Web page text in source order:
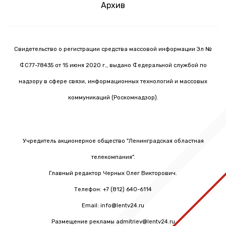
Архив
Свидетельство о регистрации средства массовой информации Эл №
ФС77-78435 от 15 июня 2020 г., выдано Федеральной службой по
надзору в сфере связи, информационных технологий и массовых
коммуникаций (Роскомнадзор).
Учредитель акционерное общество "Ленинградская областная
телекомпания".
Главный редактор Черных Олег Викторович.
Телефон: +7 (812) 640-6114
Email: info@lentv24.ru
Размещение рекламы admitriev@lentv24.ru